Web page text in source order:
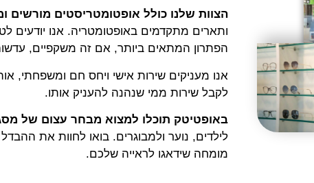
הצוות שלנו כולל אופטומטריסטים מורשים
ותארים מתקדמים באופטומטריה. אנו יודעים
הפתרון המתאים ביותר, אם זה משקפיים, עדשות
אנו מעניקים שירות אישי ויחס חם ומשפחתי,
לקבל שירות ממי שנהנה להעניק אותו.
באופטיטק תוכלו למצוא מבחר עצום של
לילדים, נוער ולמבוגרים. בואו לחוות את
מומחה שידאגו לראייה שלכם.